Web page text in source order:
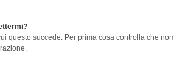
questo succede. Per prima cosa controlla che